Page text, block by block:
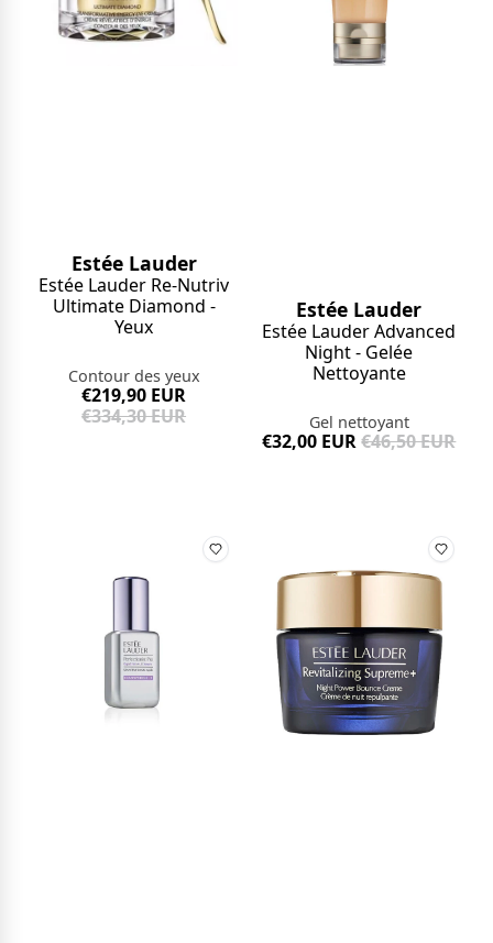
Estée Lauder
Estée Lauder Re-Nutriv
Ultimate Diamond -
Yeux
Contour des yeux
€219,90 EUR
€334,30 EUR
Estée Lauder
Estée Lauder Advanced
Night - Gelée
Nettoyante
Gel nettoyant
€32,00 EUR€46,50 EUR